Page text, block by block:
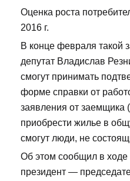
Оценка роста
2016 г.
В конце февраля такой
депутат Владислав
смогут принимать
форме справки от
заявления от заемщика
приобрести жилье в
смогут люди, не
Об этом сообщил в
президент —